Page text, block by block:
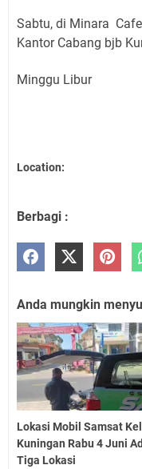
Sabtu, di Minara
Kantor Cabang bjb
Minggu Libur
Location:
Berbagi :
Anda mungkin
Lokasi Mobil Samsat
Kuningan Rabu 4 Juni
Tiga Lokasi